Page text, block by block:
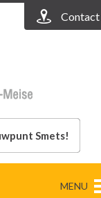
Contact
Smets!
MENU